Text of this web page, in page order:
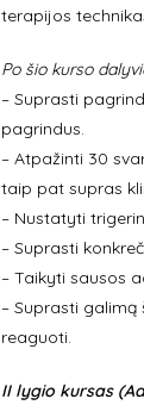
terapijos
Po šio kurso
– Suprasti
pagrindus.
– Atpažinti 30
taip pat supras
– Nustatyti
– Suprasti
– Taikyti sausos
– Suprasti
reaguoti.
II lygio kursas